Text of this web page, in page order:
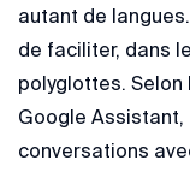
autant de
de faciliter, dans
polyglottes. Selon
Google Assistant,
conversations